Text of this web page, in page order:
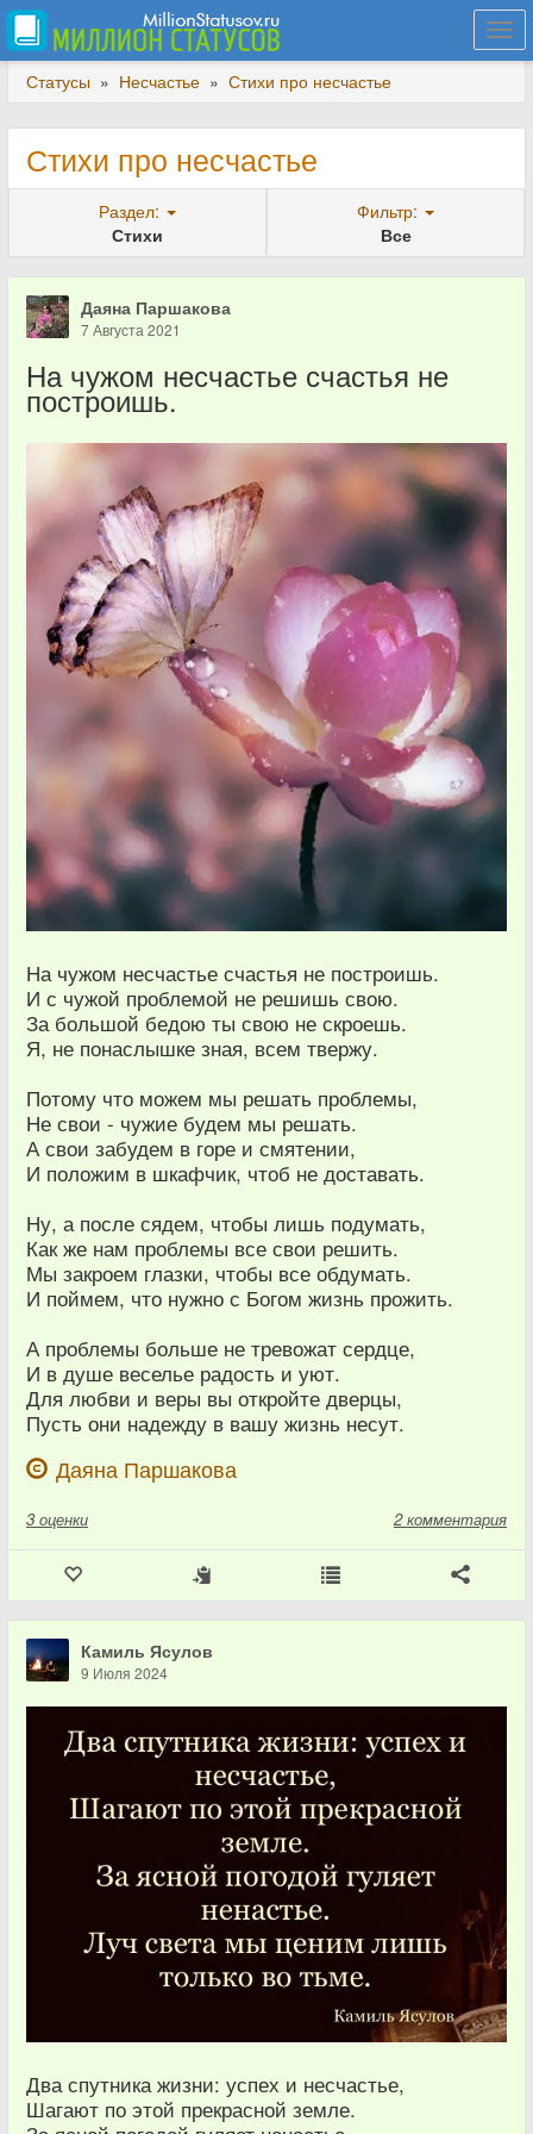
Статусы » Несчастье » Стихи про несчастье
Стихи про несчастье
Раздел:
Стихи
Фильтр:
Все
Даяна Паршакова
7 Августа 2021
На чужом несчастье счастья не
построишь.
На чужом несчастье счастья не построишь.
И с чужой проблемой не решишь свою.
За большой бедою ты свою не скроешь.
Я, не понаслышке зная, всем твержу.
Потому что можем мы решать проблемы,
Не свои - чужие будем мы решать.
А свои забудем в горе и смятении,
И положим в шкафчик, чтоб не доставать.
Ну, а после сядем, чтобы лишь подумать,
Как же нам проблемы все свои решить.
Мы закроем глазки, чтобы все обдумать.
И поймем, что нужно с Богом жизнь прожить.
А проблемы больше не тревожат сердце,
И в душе веселье радость и уют.
Для любви и веры вы откройте дверцы,
Пусть они надежду в вашу жизнь несут.
Даяна Паршакова
3 оценки 2 комментария
Камиль Ясулов
9 Июля 2024
Два спутника жизни: успех и несчастье,
Шагают по этой прекрасной земле.